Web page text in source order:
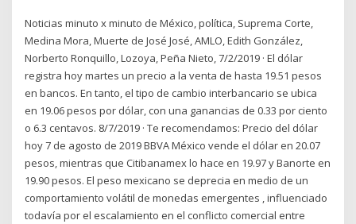
Noticias minuto x minuto de México, política, Suprema Corte,
Medina Mora, Muerte de José José, AMLO, Edith González,
Norberto Ronquillo, Lozoya, Peña Nieto, 7/2/2019 · El dólar
registra hoy martes un precio a la venta de hasta 19.51 pesos
en bancos. En tanto, el tipo de cambio interbancario se ubica
en 19.06 pesos por dólar, con una ganancias de 0.33 por ciento
o 6.3 centavos. 8/7/2019 · Te recomendamos: Precio del dólar
hoy 7 de agosto de 2019 BBVA México vende el dólar en 20.07
pesos, mientras que Citibanamex lo hace en 19.97 y Banorte en
19.90 pesos. El peso mexicano se deprecia en medio de un
comportamiento volátil de monedas emergentes , influenciado
todavía por el escalamiento en el conflicto comercial entre